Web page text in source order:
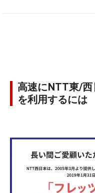
高速にNTT東/西
を利用するには